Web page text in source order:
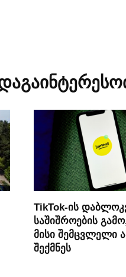
TikTok-ის
საშიშროების
მისი შემცვლელი
შექმნეს